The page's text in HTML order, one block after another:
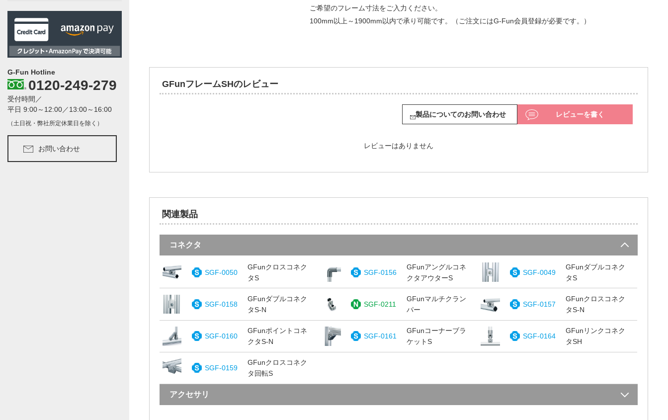
G-Fun Hotline
0120-249-279
受付時間／
平日 9:00～12:00／13:00～16:00
（土日祝・弊社所定休業日を除く）
お問い合わせ
ご希望のフレーム寸法をご入力ください。
100mm以上～1900mm以内で承り可能です。（ご注文にはG-Fun会員登録が必要です。）
GFunフレームSHのレビュー
製品についてのお問い合わせ レビューを書く
レビューはありません
関連製品
コネクタ
SGF-0050
GFunクロスコネク
タS
SGF-0156
GFunアングルコネ
クタアウターS
SGF-0049
GFunダブルコネク
タS
SGF-0158
GFunダブルコネク
タS-N
SGF-0211
GFunマルチクラン
パー
SGF-0157
GFunクロスコネク
タS-N
SGF-0160
GFunポイントコネ
クタS-N
SGF-0161
GFunコーナーブラ
ケットS
SGF-0164
GFunリンクコネク
タSH
SGF-0159
GFunクロスコネク
タ回転S
アクセサリ